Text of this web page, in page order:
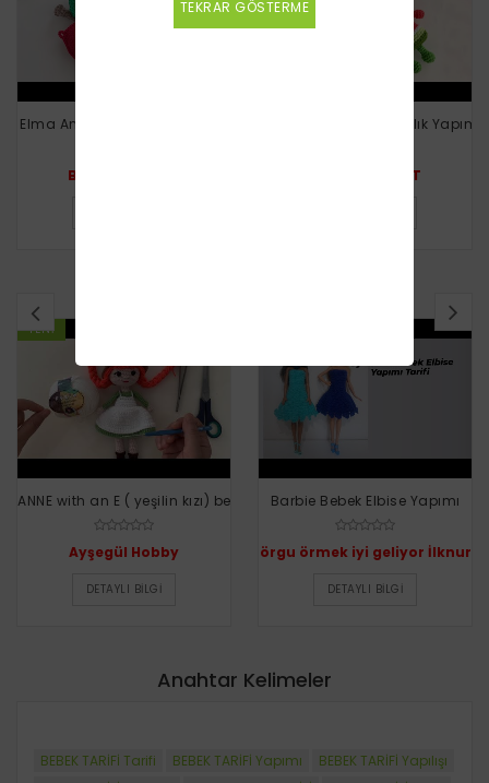
Elma Anahtarlık Nasıl Yapılır?
Beyzalle CRAFT
Karpuz Dilimi Anahtarlık Yapımı
Beyzalle CRAFT
YENI
ANNE with an E ( yeşilin kızı) bebek yapımı
Ayşegül Hobby
DETAYLI BILGI
Barbie Bebek Elbise Yapımı
örgu örmek iyi geliyor İlknur
DETAYLI BILGI
Anahtar Kelimeler
BEBEK TARİFİ Tarifi BEBEK TARİFİ Yapımı
BEBEK TARİFİ Yapılışı
TEKRAR GÖSTERME